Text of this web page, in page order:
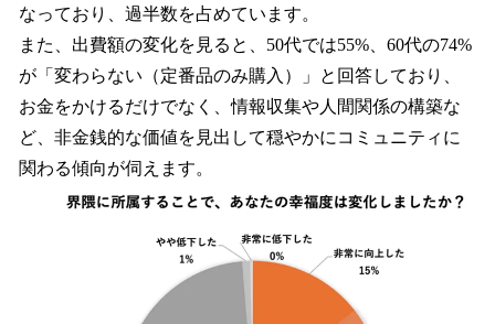
なっており、過半数を占めています。
また、出費額の変化を見ると、50代では55%、60代の74%
が「変わらない（定番品のみ購入）」と回答しており、
お金をかけるだけでなく、情報収集や人間関係の構築な
ど、非金銭的な価値を見出して穏やかにコミュニティに
関わる傾向が伺えます。